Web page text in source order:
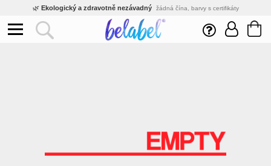
🌿 Ekologický a zdravotně nezávadný žádná čína, barvy s certifikáty
Inovativní výroba vlastní vývoj, nejnovější technologie
Rychlé dodání expedujeme do 24h